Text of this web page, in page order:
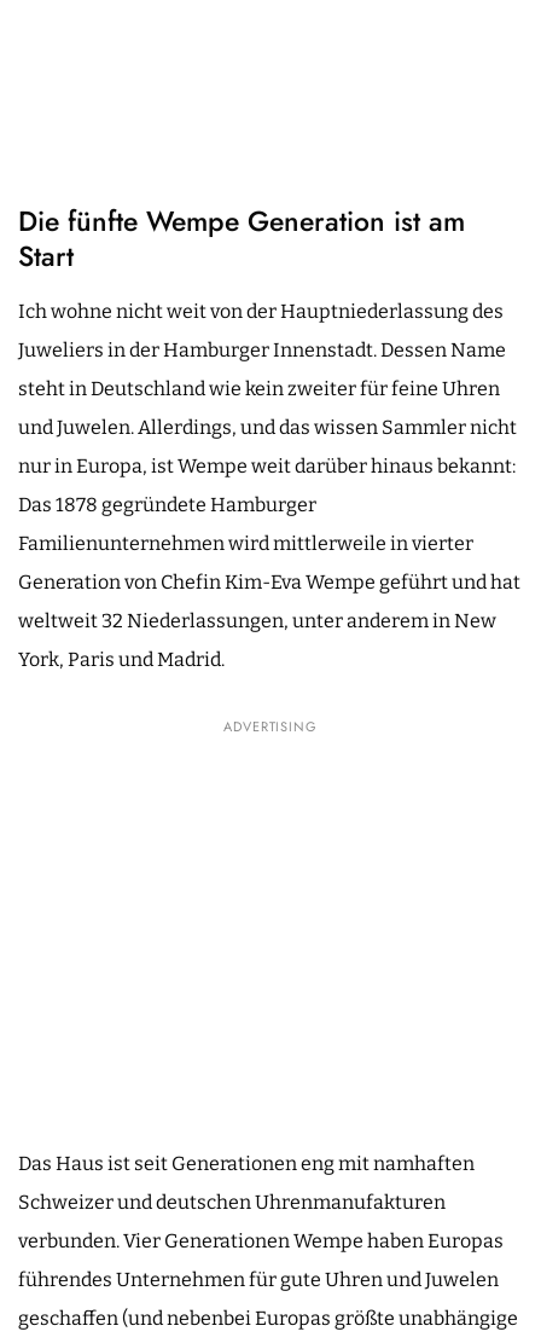
Die fünfte Wempe Generation ist am
Start
Ich wohne nicht weit von der Hauptniederlassung des
Juweliers in der Hamburger Innenstadt. Dessen Name
steht in Deutschland wie kein zweiter für feine Uhren
und Juwelen. Allerdings, und das wissen Sammler nicht
nur in Europa, ist Wempe weit darüber hinaus bekannt:
Das 1878 gegründete Hamburger
Familienunternehmen wird mittlerweile in vierter
Generation von Chefin Kim-Eva Wempe geführt und hat
weltweit 32 Niederlassungen, unter anderem in New
York, Paris und Madrid.
ADVERTISING
Das Haus ist seit Generationen eng mit namhaften
Schweizer und deutschen Uhrenmanufakturen
verbunden. Vier Generationen Wempe haben Europas
führendes Unternehmen für gute Uhren und Juwelen
geschaffen (und nebenbei Europas größte unabhängige